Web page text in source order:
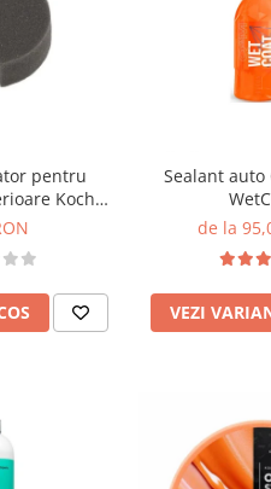
pentru
Koch
Sealant auto
de la
VEZI